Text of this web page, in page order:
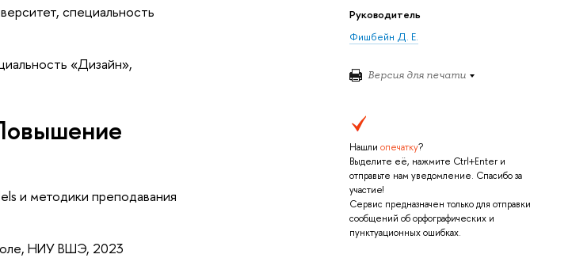
Руководитель
Фишбейн Д. Е.
Версия для печати
Нашли опечатку?
Выделите её, нажмите Ctrl+Enter и
отправьте нам уведомление. Спасибо за
участие!
Сервис предназначен только для отправки
сообщений об орфографических и
пунктуационных ошибках.
специальность
«Дизайн»,
и методики преподавания
НИУ ВШЭ, 2023